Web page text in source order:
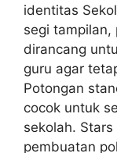
identitas
segi tampilan,
dirancang
guru agar
Potongan
cocok untuk
sekolah.
pembuatan